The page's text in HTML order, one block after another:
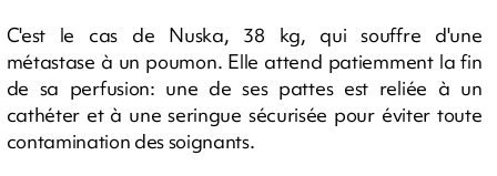
C'est le cas de Nuska, 38 kg, qui souffre d'une
métastase à un poumon. Elle attend patiemment la fin
de sa perfusion: une de ses pattes est reliée à un
cathéter et à une seringue sécurisée pour éviter toute
contamination des soignants.